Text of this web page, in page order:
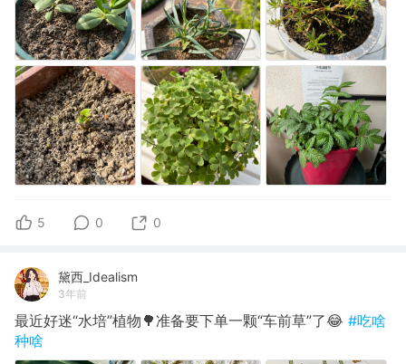
5 0 0
黛西_Idealism
3年前
最近好迷“水培”植物🌳准备要下单一颗“车前草”了😂 #吃啥
种啥